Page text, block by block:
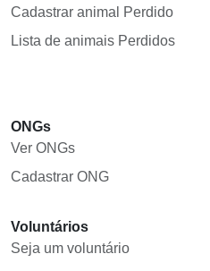
Cadastrar animal Perdido
Lista de animais Perdidos
ONGs
Ver ONGs
Cadastrar ONG
Voluntários
Seja um voluntário